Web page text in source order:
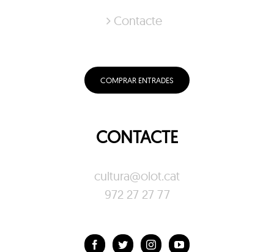
Contacte
COMPRAR ENTRADES
CONTACTE
cultura@olot.cat
972 27 27 77